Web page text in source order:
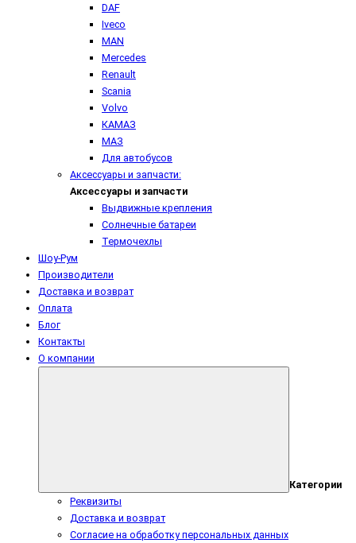
DAF
Iveco
MAN
Mercedes
Renault
Scania
Volvo
КАМАЗ
МАЗ
Для автобусов
Аксессуары и запчасти:
Аксессуары и запчасти
Выдвижные крепления
Солнечные батареи
Термочехлы
Шоу-Рум
Производители
Доставка и возврат
Оплата
Блог
Контакты
О компании
Категории
Реквизиты
Доставка и возврат
Согласие на обработку персональных данных